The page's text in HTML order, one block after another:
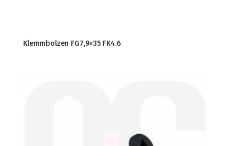
Klemmbolzen FG7,9×35 FK4.6